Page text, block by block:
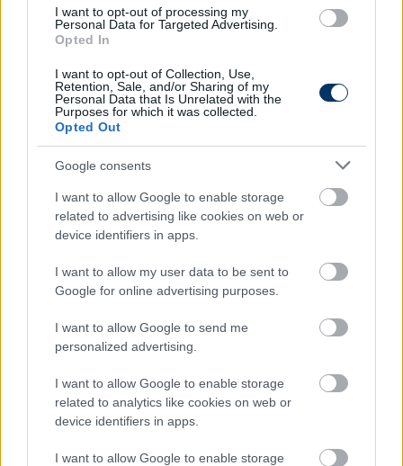
I want to opt-out of processing my
Personal Data for Targeted Advertising.
Opted In
I want to opt-out of Collection, Use,
Retention, Sale, and/or Sharing of my
Personal Data that Is Unrelated with the
Purposes for which it was collected.
Opted Out
Google consents
I want to allow Google to enable storage
related to advertising like cookies on web or
device identifiers in apps.
I want to allow my user data to be sent to
Google for online advertising purposes.
I want to allow Google to send me
personalized advertising.
I want to allow Google to enable storage
related to analytics like cookies on web or
device identifiers in apps.
I want to allow Google to enable storage
Megerősítve: A Fradi megint
Kecskemétre adta kölcsön az egyik
magyar játékosát - hivatalos
A Ferencváros ismét kölcsönadta Kecskemétre az
U21-es válogatott Katona Bálintot.
Itt állíthatod be, hogy a Csakfoci az elsők
között legyen a Google-találatokban
Tetszett a cikk? Megosztanád?